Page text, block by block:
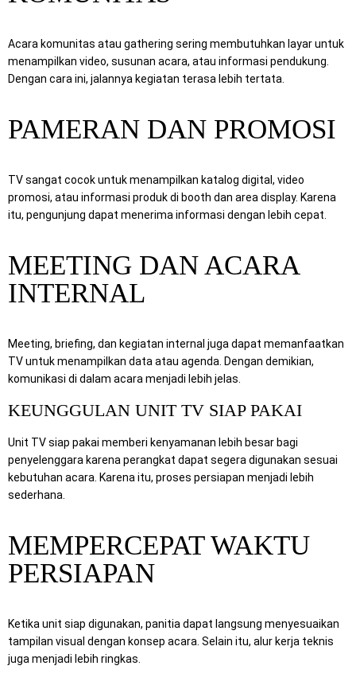
Acara komunitas atau gathering sering membutuhkan layar untuk
menampilkan video, susunan acara, atau informasi pendukung.
Dengan cara ini, jalannya kegiatan terasa lebih tertata.
PAMERAN DAN PROMOSI
TV sangat cocok untuk menampilkan katalog digital, video
promosi, atau informasi produk di booth dan area display. Karena
itu, pengunjung dapat menerima informasi dengan lebih cepat.
MEETING DAN ACARA
INTERNAL
Meeting, briefing, dan kegiatan internal juga dapat memanfaatkan
TV untuk menampilkan data atau agenda. Dengan demikian,
komunikasi di dalam acara menjadi lebih jelas.
KEUNGGULAN UNIT TV SIAP PAKAI
Unit TV siap pakai memberi kenyamanan lebih besar bagi
penyelenggara karena perangkat dapat segera digunakan sesuai
kebutuhan acara. Karena itu, proses persiapan menjadi lebih
sederhana.
MEMPERCEPAT WAKTU
PERSIAPAN
Ketika unit siap digunakan, panitia dapat langsung menyesuaikan
tampilan visual dengan konsep acara. Selain itu, alur kerja teknis
juga menjadi lebih ringkas.